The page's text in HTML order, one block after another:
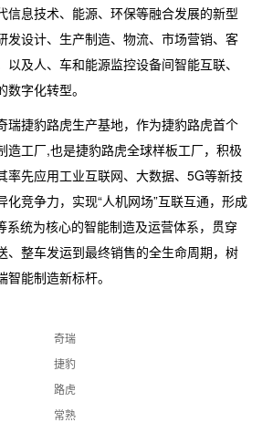
信息技术、能源、环保等融合发展的新型
发设计、生产制造、物流、市场营销、客
以及人、车和能源监控设备间智能互联、
字化转型。
瑞捷豹路虎生产基地，作为捷豹路虎首个
造工厂,也是捷豹路虎全球样板工厂，积极
率先应用工业互联网、大数据、5G等新技
化竞争力，实现“人机网场”互联互通，形成
系统为核心的智能制造及运营体系，贯穿
、整车发运到最终销售的全生命周期，树
能制造新标杆。
奇瑞
捷豹
路虎
常熟